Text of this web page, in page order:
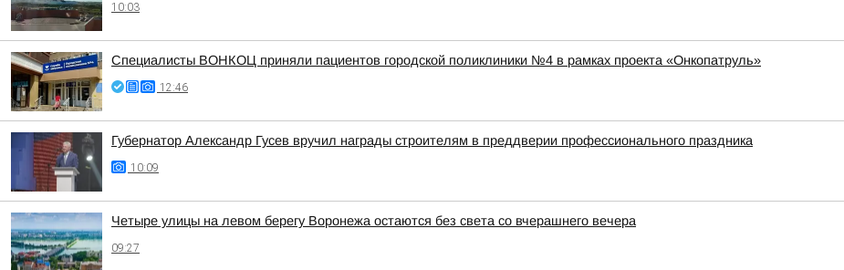
10:03
Специалисты ВОНКОЦ приняли пациентов городской поликлиники №4 в рамках проекта «Онкопатруль»
12:46
Губернатор Александр Гусев вручил награды строителям в преддверии профессионального праздника
10:09
Четыре улицы на левом берегу Воронежа остаются без света со вчерашнего вечера
09:27